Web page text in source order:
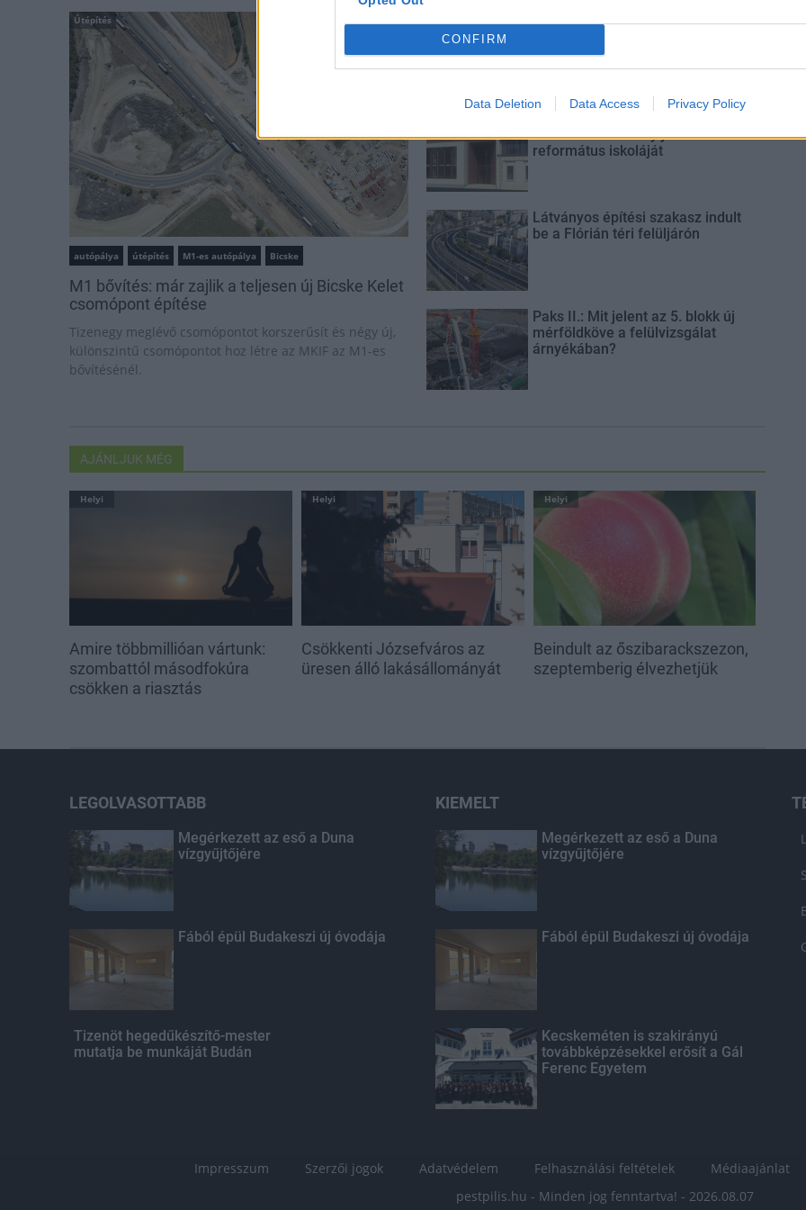
CONFIRM
Data Deletion Data Access Privacy Policy
Útépítés
autópálya útépítés M1-es autópálya Bicske
M1 bővítés: már zajlik a teljesen új Bicske Kelet
csomópont építése
Tizenegy meglévő csomópontot korszerűsít és négy új,
különszintű csomópontot hoz létre az MKIF az M1-es
bővítésénél.
Hódmezővásárhely jó hírű
református iskoláját
Látványos építési szakasz indult
be a Flórián téri felüljárón
Paks II.: Mit jelent az 5. blokk új
mérföldköve a felülvizsgálat
árnyékában?
AJÁNLJUK MÉG
Helyi
Amire többmillióan vártunk:
szombattól másodfokúra
csökken a riasztás
Helyi
Csökkenti Józsefváros az
üresen álló lakásállományát
Helyi
Beindult az őszibarackszezon,
szeptemberig élvezhetjük
LEGOLVASOTTABB
Megérkezett az eső a Duna
vízgyűjtőjére
Fából épül Budakeszi új óvodája
Tizenöt hegedűkészítő-mester
mutatja be munkáját Budán
KIEMELT
Megérkezett az eső a Duna
vízgyűjtőjére
Fából épül Budakeszi új óvodája
Kecskeméten is szakirányú
továbbképzésekkel erősít a Gál
Ferenc Egyetem
Impresszum Szerzői jogok Adatvédelem Felhasználási feltételek Médiaajánlat
pestpilis.hu - Minden jog fenntartva! - 2026.08.07